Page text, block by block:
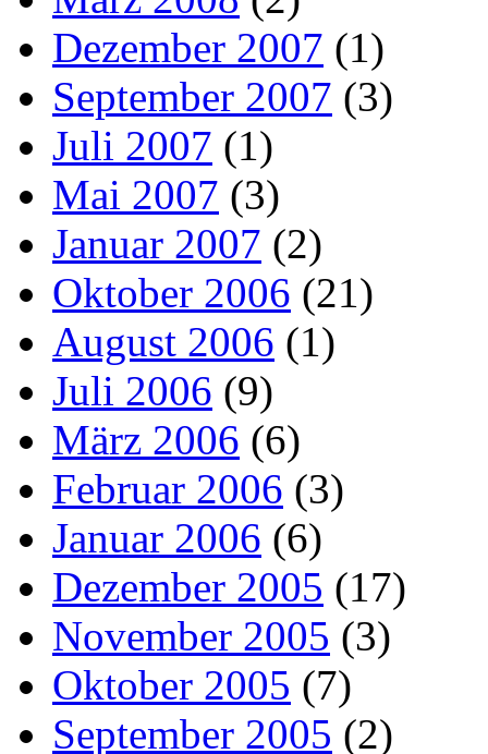
Dezember 2007 (1)
September 2007 (3)
Juli 2007 (1)
Mai 2007 (3)
Januar 2007 (2)
Oktober 2006 (21)
August 2006 (1)
Juli 2006 (9)
März 2006 (6)
Februar 2006 (3)
Januar 2006 (6)
Dezember 2005 (17)
November 2005 (3)
Oktober 2005 (7)
September 2005 (2)